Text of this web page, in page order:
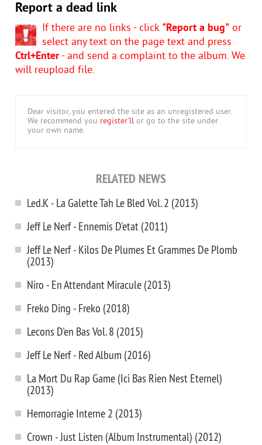
Report a dead link
If there are no links - click "Report a bug" or
select any text on the page text and press
Ctrl+Enter- and send a complaint to the album. We
will reupload file.
Dear visitor, you entered the site as an unregistered user.
We recommend you register'll or go to the site under
your own name.
RELATED NEWS
Led.K - La Galette Tah Le Bled Vol. 2 (2013)
Jeff Le Nerf - Ennemis D'etat (2011)
Jeff Le Nerf - Kilos De Plumes Et Grammes De Plomb
(2013)
Niro - En Attendant Miracule (2013)
Freko Ding - Freko (2018)
Lecons D'en Bas Vol. 8 (2015)
Jeff Le Nerf - Red Album (2016)
La Mort Du Rap Game (Ici Bas Rien Nest Eternel)
(2013)
Hemorragie Interne 2 (2013)
Crown - Just Listen (Album Instrumental) (2012)